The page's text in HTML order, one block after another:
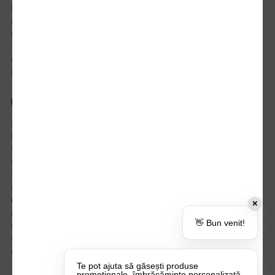
Istoric comenzi
Mostre si Conditii Retur Marfa
Cum comanzi
Termen de livrare
Costuri de livrare
Politica de returnare a produselor
UTILE
Despre Noi
Echipa Update Advertising
CSR si Implicare sociala
Branduri partenere
Suport dedicat si Intrebari frecvente
BLOG – Promo Tips&Tricks
Certificari si Sustenabilitate
Cariere la Update Advertising
CATALOAGE
Contactează-ne
✕
👋 Bun venit!
Te pot ajuta să găsești produse